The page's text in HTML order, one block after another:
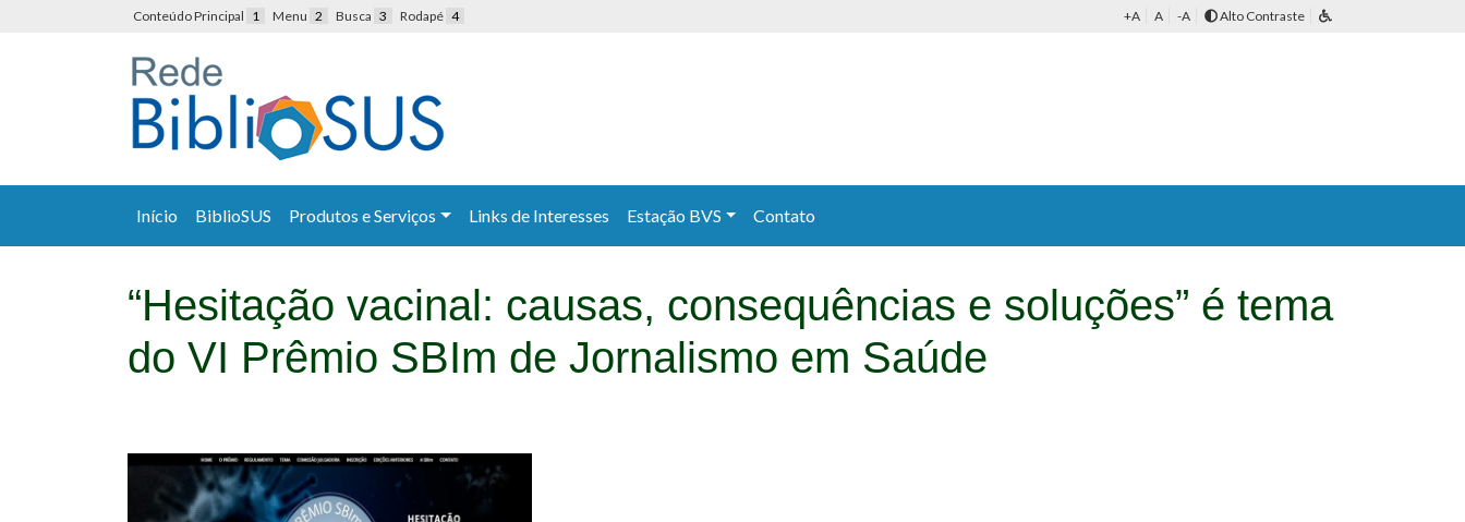
Conteúdo Principal 1 Menu 2 Busca 3 Rodapé 4 +A A -A Alto Contraste
Início BiblioSUS Produtos e Serviços Links de Interesses Estação BVS Contato
“Hesitação vacinal: causas, consequências e soluções” é tema
do VI Prêmio SBIm de Jornalismo em Saúde